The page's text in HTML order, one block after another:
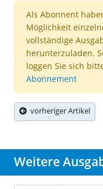
Als Abonnent
Möglichkeit
vollständige
herunterzuladen.
loggen Sie sich
Abonnement
vorheriger Artikel
Weitere